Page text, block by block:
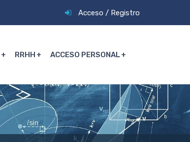
Acceso / Registro
RRHH ACCESO PERSONAL